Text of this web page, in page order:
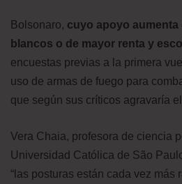
Bolsonaro, cuyo apoyo
blancos o de mayor renta y
encuestas previas a la primera
uso de armas de fuego para
que según sus críticos agravaría
Vera Chaia, profesora de ciencia
Universidad Católica de São
“las posturas están cada vez más